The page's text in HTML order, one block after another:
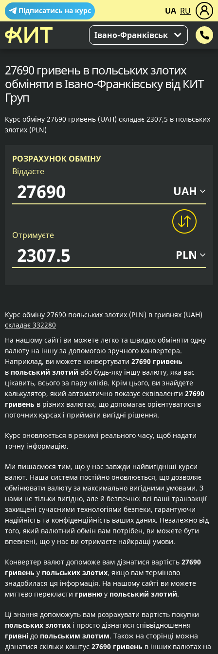
Підписатись на курс UA RU
Івано-Франківськ
27690 гривень в польських злотих
обміняти в Івано-Франківську від КИТ
Груп
Курс обміну 27690 гривень (UAH) складає 2307,5 в польських
злотих (PLN)
РОЗРАХУНОК ОБМІНУ
Віддаєте
UAH
Отримуєте
PLN
Курс обміну 27690 польських злотих (PLN) в гривнях (UAH)
складає 332280
На нашому сайті ви можете легко та швидко обміняти одну
валюту на іншу за допомогою зручного конвертера.
Наприклад, ви можете конвертувати 27690 гривень
в польський злотий або будь-яку іншу валюту, яка вас
цікавить, всього за пару кліків. Крім цього, ви знайдете
калькулятор, який автоматично показує еквіваленти 27690
гривень в різних валютах, що допомагає орієнтуватися в
поточних курсах і приймати вигідні рішення.
Курс оновлюється в режимі реального часу, щоб надати
точну інформацію.
Ми пишаємося тим, що у нас завжди найвигідніші курси
валют. Наша система постійно оновлюється, що дозволяє
обмінювати валюту за максимально вигідними умовами. З
нами не тільки вигідно, але й безпечно: всі ваші транзакції
захищені сучасними технологіями безпеки, гарантуючи
надійність та конфіденційність ваших даних. Незалежно від
того, який валютний обмін вам потрібен, ви можете бути
впевнені, що у нас ви отримаєте найкращі умови.
Конвертер валют допоможе вам дізнатися вартість 27690
гривень у польських злотих, якщо вам терміново
знадобилася ця інформація. На нашому сайті ви можете
миттєво перекласти гривню у польський злотий.
Ці знання допоможуть вам розрахувати вартість покупки
польських злотих і просто дізнатися співвідношення
гривні до польським злотим. Також на сторінці можна
дізнатися скільки коштує 27690 гривень в інших валютах на